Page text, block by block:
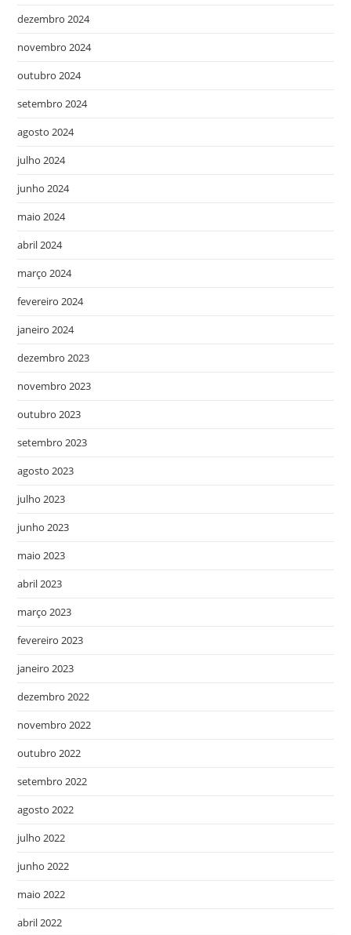
dezembro 2024
novembro 2024
outubro 2024
setembro 2024
agosto 2024
julho 2024
junho 2024
maio 2024
abril 2024
março 2024
fevereiro 2024
janeiro 2024
dezembro 2023
novembro 2023
outubro 2023
setembro 2023
agosto 2023
julho 2023
junho 2023
maio 2023
abril 2023
março 2023
fevereiro 2023
janeiro 2023
dezembro 2022
novembro 2022
outubro 2022
setembro 2022
agosto 2022
julho 2022
junho 2022
maio 2022
abril 2022